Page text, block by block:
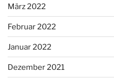
März 2022
Februar 2022
Januar 2022
Dezember 2021